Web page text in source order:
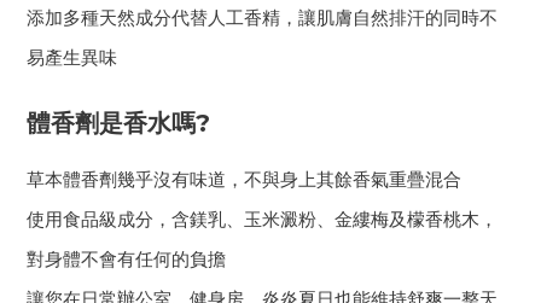
添加多種天然成分代替人工香精，讓肌膚自然排汗的同時不
易產生異味
體香劑是香水嗎?
草本體香劑幾乎沒有味道，不與身上其餘香氣重疊混合
使用食品級成分，含鎂乳、玉米澱粉、金縷梅及檬香桃木，
對身體不會有任何的負擔